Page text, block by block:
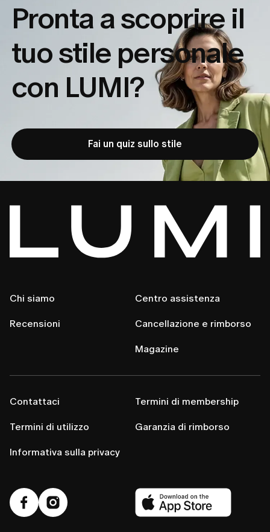
Pronta a scoprire il
tuostile personale
con LUMI?
Fai un quiz sullo stile
Chi siamo
Recensioni
Centro assistenza
Cancellazione e rimborso
Magazine
Contattaci
Termini di utilizzo
Informativa sulla privacy
Termini di membership
Garanzia di rimborso